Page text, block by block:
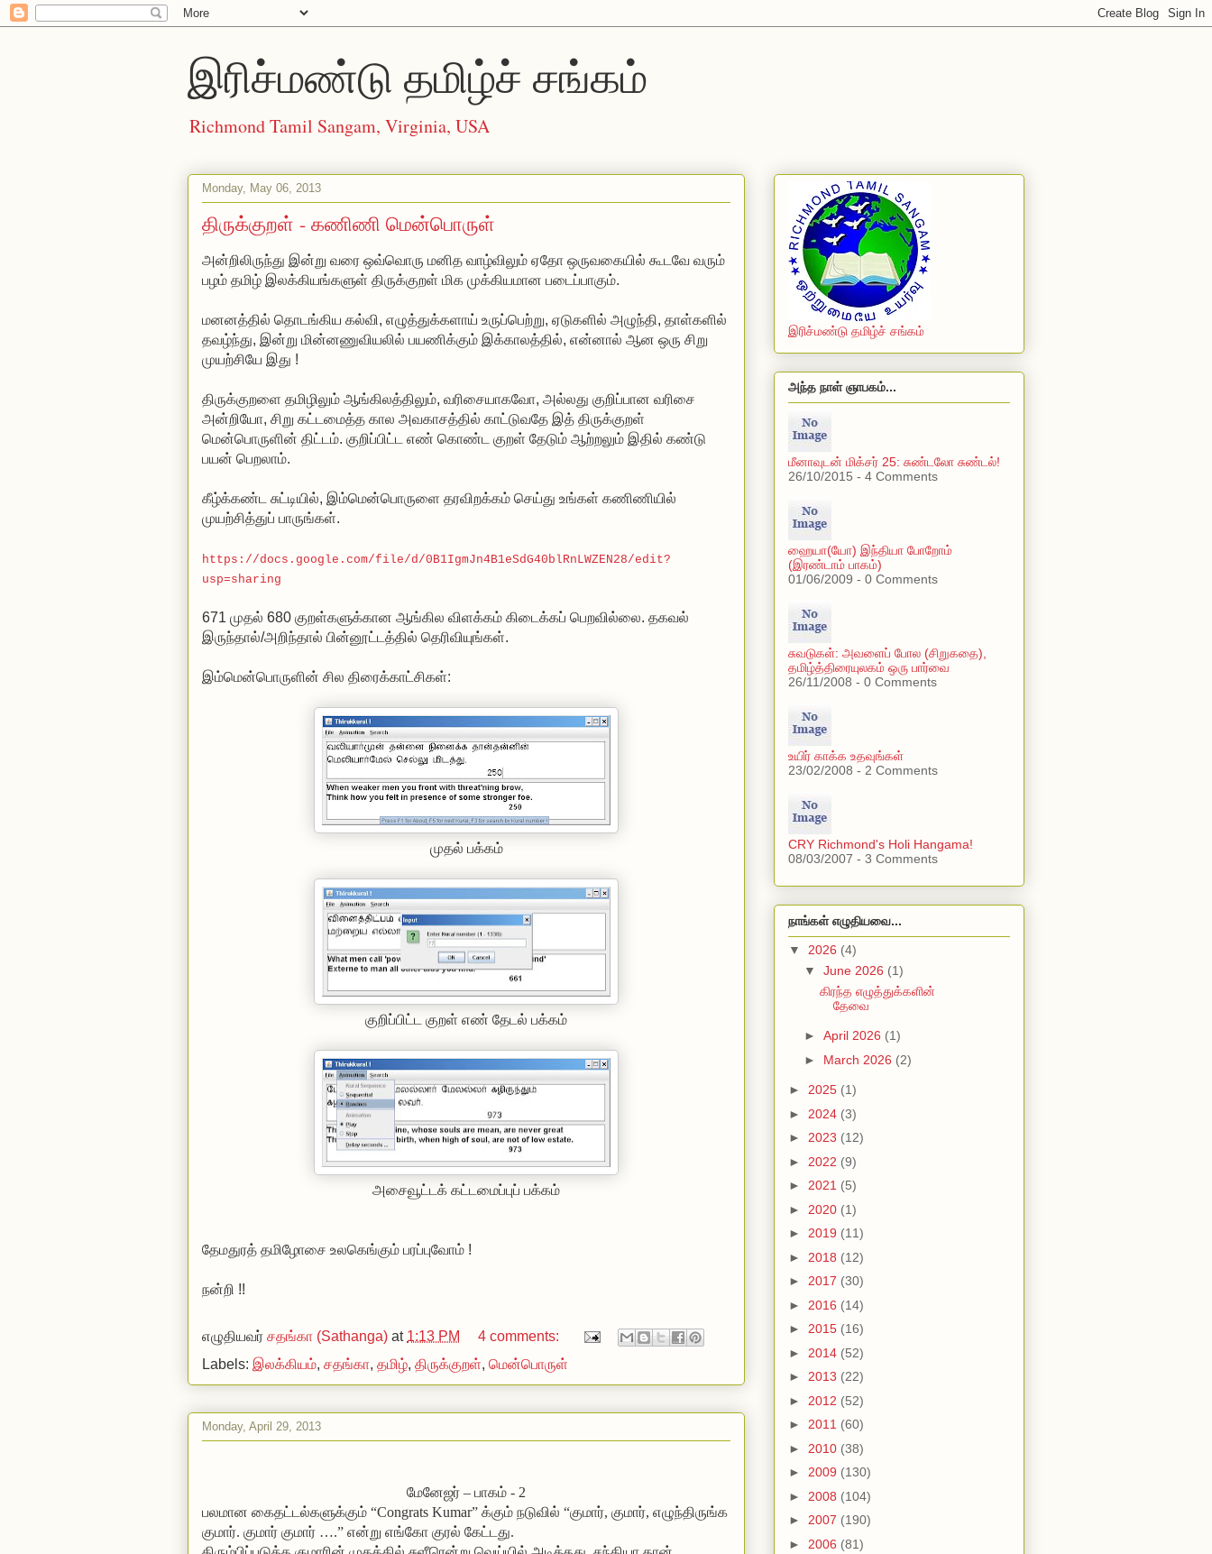
இரிச்மண்டு தமிழ்ச் சங்கம்
Richmond Tamil Sangam, Virginia, USA
Monday, May 06, 2013
திருக்குறள் ‍- கணிணி மென்பொருள்
அன்றிலிருந்து இன்று வரை ஒவ்வொரு மனித வாழ்விலும் ஏதோ ஒருவகையில் கூடவே வரும்
பழம் தமிழ் இலக்கியங்களுள் திருக்குறள் மிக முக்கியமான படைப்பாகும்.
மனனத்தில் தொடங்கிய கல்வி, எழுத்துக்களாய் உருப்பெற்று, ஏடுகளில் அழுந்தி, தாள்களில்
தவழ்ந்து, இன்று மின்னணுவியலில் பயணிக்கும் இக்காலத்தில், என்னால் ஆன ஒரு சிறு
முயற்சியே இது !
திருக்குறளை தமிழிலும் ஆங்கிலத்திலும், வரிசையாகவோ, அல்லது குறிப்பான வரிசை
அன்றியோ, சிறு கட்டமைத்த‌ கால அவகாசத்தில் காட்டுவதே இத் திருக்குறள்
மென்பொருளின் திட்டம். குறிப்பிட்ட எண் கொண்ட குறள் தேடும் ஆற்றலும் இதில் கண்டு
பயன் பெறலாம்.
கீழ்க்கண்ட சுட்டியில், இம்மென்பொருளை தரவிறக்கம் செய்து உங்கள் கணிணியில்
முயற்சித்துப் பாருங்கள்.
https://docs.google.com/file/d/0B1IgmJn4B1eSdG40blRnLWZEN28/edit?
usp=sharing
671 முதல் 680 குறள்களுக்கான ஆங்கில விளக்கம் கிடைக்கப் பெற‌வில்லை. தகவல்
இருந்தால்/அறிந்தால் பின்னூட்டத்தில் தெரிவியுங்கள்.
இம்மென்பொருளின் சில திரைக்காட்சிகள்:
முதல் பக்கம்
குறிப்பிட்ட குறள் எண் தேடல் பக்கம்
அசைவூட்டக் கட்டமைப்புப் பக்கம்
தேமதுரத் தமிழோசை உலகெங்கும் பரப்புவோம் !
நன்றி !!
எழுதியவர் சதங்கா (Sathanga) at 1:13 PM
4 comments:
Labels: இலக்கியம், சதங்கா, தமிழ், திருக்குறள், மென்பொருள்
Monday, April 29, 2013
மேனேஜர் – பாகம் - 2
பலமான கைதட்டல்களுக்கும் “Congrats Kumar” க்கும் நடுவில் “குமார், குமார், எழுந்திருங்க
குமார். குமார் குமார் ….” என்று எங்கோ குரல் கேட்டது.
இரிச்மண்டு தமிழ்ச் சங்கம்
அந்த நாள் ஞாபகம்...
மீனாவுடன் மிக்சர் 25: சுண்டலோ சுண்டல்!
26/10/2015 - 4 Comments
ஹையா(யோ) இந்தியா போறோம்
(இரண்டாம் பாகம்)
01/06/2009 - 0 Comments
சுவடுகள்: அவளைப் போல (சிறுகதை),
தமிழ்த்திரையுலகம் ஒரு பார்வை
26/11/2008 - 0 Comments
உயிர் காக்க உதவுங்கள்
23/02/2008 - 2 Comments
CRY Richmond's Holi Hangama!
08/03/2007 - 3 Comments
நாங்கள் எழுதியவை...
▼ 2026 (4)
▼ June 2026 (1)
கிரந்த எழுத்துக்களின்
தேவை
► April 2026 (1)
► March 2026 (2)
► 2025 (1)
► 2024 (3)
► 2023 (12)
► 2022 (9)
► 2021 (5)
► 2020 (1)
► 2019 (11)
► 2018 (12)
► 2017 (30)
► 2016 (14)
► 2015 (16)
► 2014 (52)
► 2013 (22)
► 2012 (52)
► 2011 (60)
► 2010 (38)
► 2009 (130)
► 2008 (104)
► 2007 (190)
► 2006 (81)